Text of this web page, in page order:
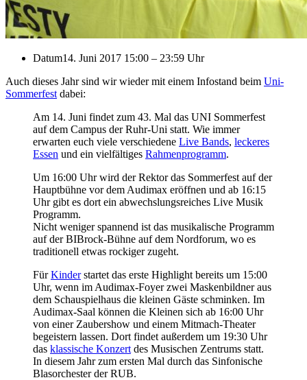
Datum14. Juni 2017 15:00 – 23:59 Uhr
Auch dieses Jahr sind wir wieder mit einem Infostand beim Uni-
Sommerfest dabei:
Am 14. Juni findet zum 43. Mal das UNI Sommerfest
auf dem Campus der Ruhr-Uni statt. Wie immer
erwarten euch viele verschiedene Live Bands, leckeres
Essen und ein vielfältiges Rahmenprogramm.
Um 16:00 Uhr wird der Rektor das Sommerfest auf der
Hauptbühne vor dem Audimax eröffnen und ab 16:15
Uhr gibt es dort ein abwechslungsreiches Live Musik
Programm.
Nicht weniger spannend ist das musikalische Programm
auf der BIBrock-Bühne auf dem Nordforum, wo es
traditionell etwas rockiger zugeht.
FürKinderstartet das erste Highlight bereits um 15:00
Uhr, wenn im Audimax-Foyer zwei Maskenbildner aus
dem Schauspielhaus die kleinen Gäste schminken. Im
Audimax-Saal können die Kleinen sich ab 16:00 Uhr
von einer Zaubershow und einem Mitmach-Theater
begeistern lassen. Dort findet außerdem um 19:30 Uhr
das klassische Konzert des Musischen Zentrums statt.
In diesem Jahr zum ersten Mal durch das Sinfonische
Blasorchester der RUB.